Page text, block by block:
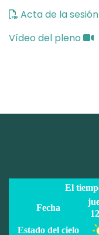
Acta de la
Vídeo del pleno